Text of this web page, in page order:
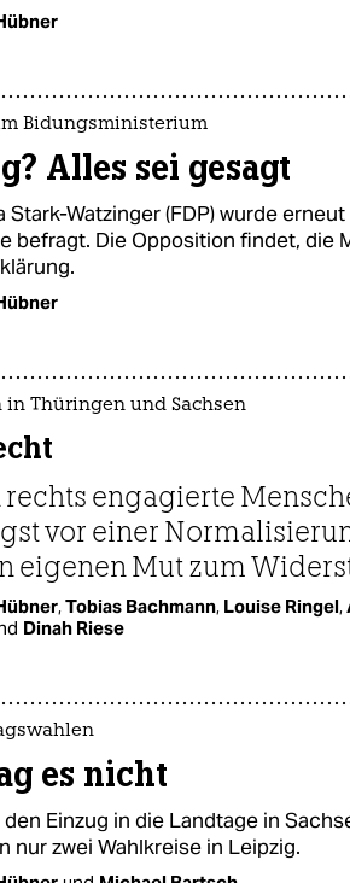
Bidungsministerium
Alles sei gesagt
Watzinger (FDP) wurde erneut
befragt. Die Opposition findet, die
in Thüringen und Sachsen
engagierte
vor einer
eigenen Mut zum
,Tobias Bachmann, Louise Ringel,
Dinah Riese
es nicht
Einzug in die Landtage in
nur zwei Wahlkreise in Leipzig.